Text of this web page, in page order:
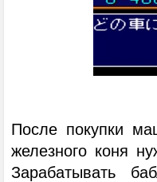
После покупки
железного коня
Зарабатывать